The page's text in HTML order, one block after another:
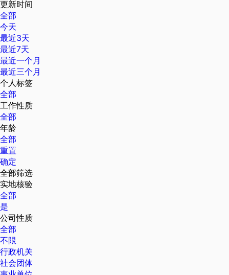
更新时间
全部
今天
最近3天
最近7天
最近一个月
最近三个月
个人标签
全部
工作性质
全部
年龄
全部
重置
确定
全部筛选
实地核验
全部
是
公司性质
全部
不限
行政机关
社会团体